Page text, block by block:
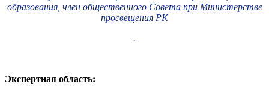
образования, член общественного Совета при Министерстве
просвещения РК
.
Экспертная область: